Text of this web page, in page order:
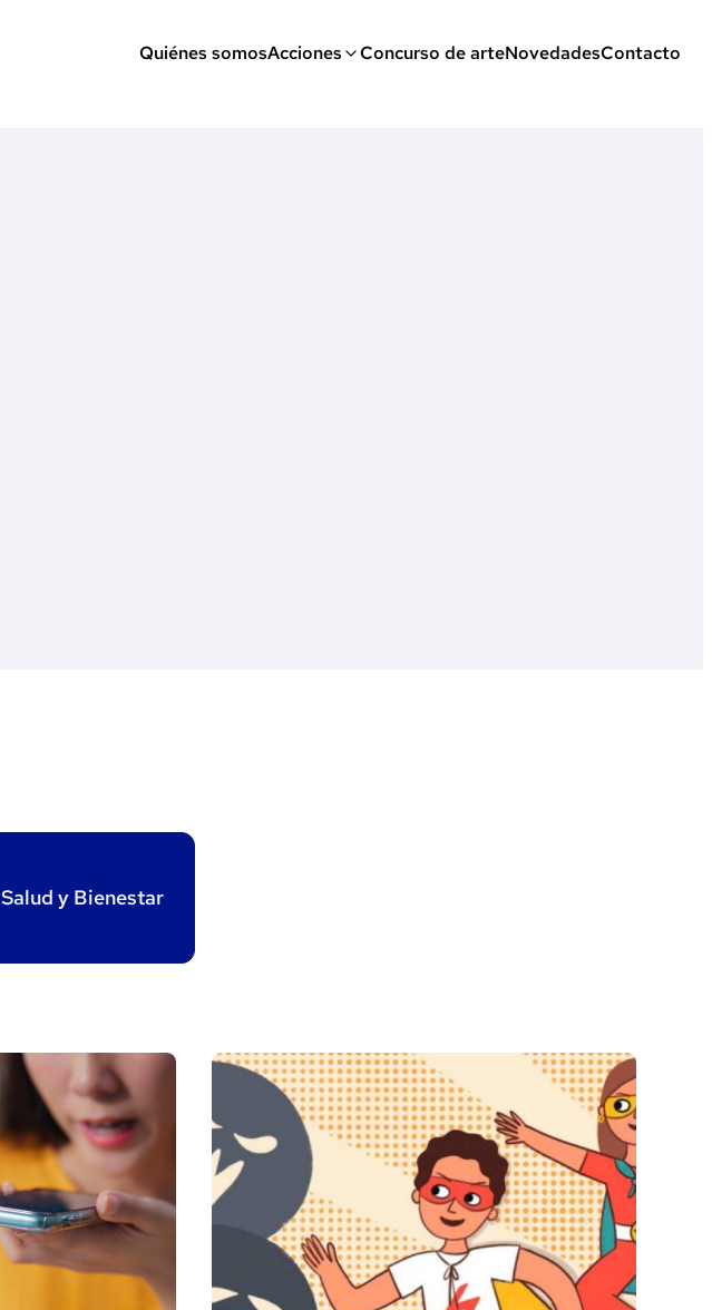
Quiénes somosAcciones Concurso de arteNovedadesContacto
Salud y Bienestar